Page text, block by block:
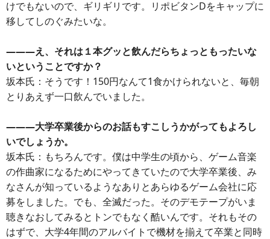
けでもないので、ギリギリです。リポビタンDをキャップに
移してしのぐみたいな。
―――え、それは１本グッと飲んだらちょっともったいな
いということですか？
坂本氏：そうです！150円なんて1食かけられないと、毎朝
とりあえず一口飲んでいました。
―――大学卒業後からのお話もすこしうかがってもよろし
いでしょうか。
坂本氏：もちろんです。僕は中学生の頃から、ゲーム音楽
の作曲家になるためにやってきていたので大学卒業後、み
なさんが知っているようなありとあらゆるゲーム会社に応
募をしました。でも、全滅だった。そのデモテープがいま
聴きなおしてみるとトンでもなく酷いんです。それもその
はずで、大学4年間のアルバイトで機材を揃えて卒業と同時